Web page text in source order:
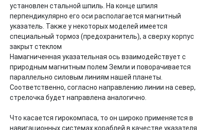
установлен стальной шпиль. На конце шпиля
перпендикулярно его оси располагается магнитный
указатель. Также у некоторых моделей имеется
специальный тормоз (предохранитель), а сверху корпус
закрыт стеклом
Намагниченная указательная ось взаимодействует с
природным магнитным полем Земли и поворачивается
параллельно силовым линиям нашей планеты.
Соответственно, согласно направлению линии на север,
стрелочка будет направлена аналогично.
Что касается гирокомпаса, то он широко применяется в
навигационных системах кораблей в качестве указателя